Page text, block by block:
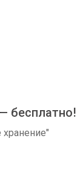
бесплатно!